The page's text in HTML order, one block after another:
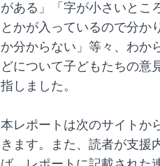
がある」「字が小さいとこ
とかが入っているので分か
か分からない」等々、わか
どについて子どもたちの意
指しました。
本レポートは次のサイトか
きます。また、読者が支援